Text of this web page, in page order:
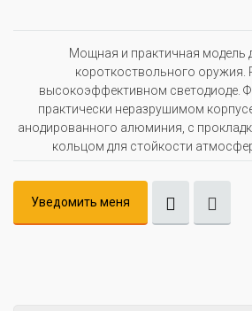
Мощная и практичная модель
короткоствольного оружия.
высокоэффективном светодиоде.
практически неразрушимом
анодированного алюминия, с
кольцом для стойкости
Уведомить меня